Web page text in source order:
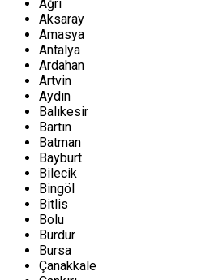
Ağrı
Aksaray
Amasya
Antalya
Ardahan
Artvin
Aydın
Balıkesir
Bartın
Batman
Bayburt
Bilecik
Bingöl
Bitlis
Bolu
Burdur
Bursa
Çanakkale